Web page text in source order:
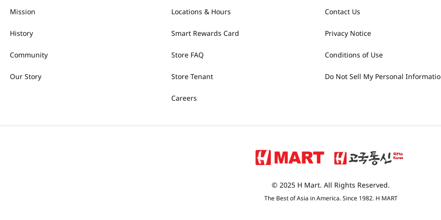
Mission
History
Community
Our Story
Locations & Hours
Smart Rewards Card
Store FAQ
Store Tenant
Careers
Contact Us
Privacy Notice
Conditions of Use
Do Not Sell My Personal
© 2025 H Mart. All Rights Reserved.
The Best of Asia in America. Since 1982. H MART